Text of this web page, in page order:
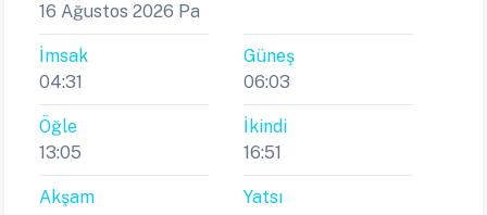
16 Ağustos 2026 Pa
İmsak
04:31
Güneş
06:03
Öğle
13:05
İkindi
16:51
Akşam
Yatsı